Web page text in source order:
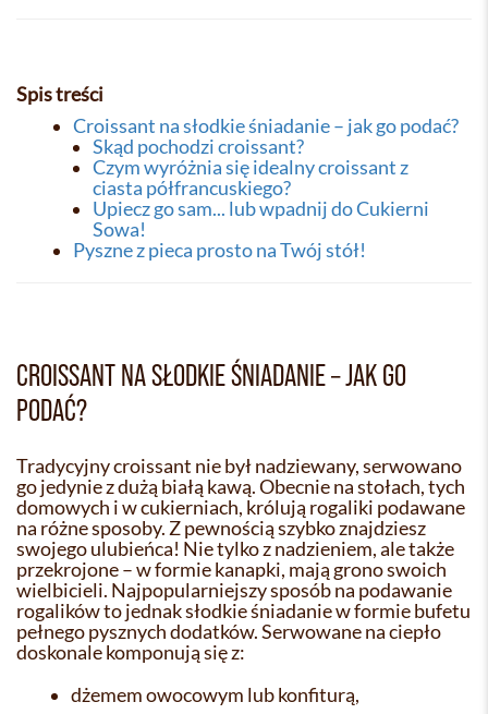
Spis treści
Croissant na słodkie śniadanie – jak go podać?
Skąd pochodzi croissant?
Czym wyróżnia się idealny croissant z
ciasta półfrancuskiego?
Upiecz go sam... lub wpadnij do Cukierni
Sowa!
Pyszne z pieca prosto na Twój stół!
CROISSANT NA SŁODKIE ŚNIADANIE – JAK GO
PODAĆ?
Tradycyjny croissant nie był nadziewany, serwowano
go jedynie z dużą białą kawą. Obecnie na stołach, tych
domowych i w cukierniach, królują rogaliki podawane
na różne sposoby. Z pewnością szybko znajdziesz
swojego ulubieńca! Nie tylko z nadzieniem, ale także
przekrojone – w formie kanapki, mają grono swoich
wielbicieli. Najpopularniejszy sposób na podawanie
rogalików to jednak słodkie śniadanie w formie bufetu
pełnego pysznych dodatków. Serwowane na ciepło
doskonale komponują się z:
dżemem owocowym lub konfiturą,